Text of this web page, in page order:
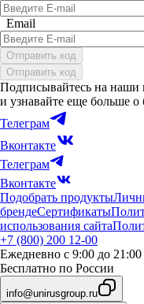
Email
Отправить код
Отправить код
Подписывайтесь на наши
и узнавайте еще больше о
Телеграм
Вконтакте
Телеграм
Вконтакте
Подобрать продукты
брендеСертификаты
использования сайта
+7 (800) 200 12-00
Ежедневно с 9:00 до 21:00
Бесплатно по России
info@unirusgroup.ru